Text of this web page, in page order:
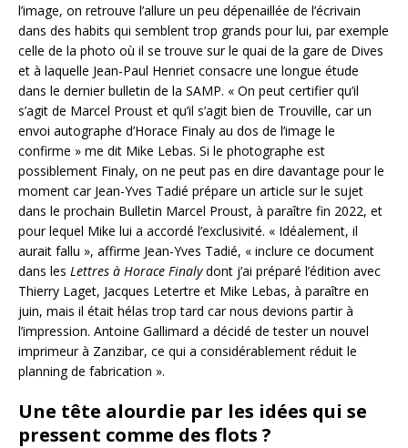
l’image, on retrouve l’allure un peu dépenaillée de l’écrivain
dans des habits qui semblent trop grands pour lui, par exemple
celle de la photo où il se trouve sur le quai de la gare de Dives
et à laquelle Jean-Paul Henriet consacre une longue étude
dans le dernier bulletin de la SAMP. « On peut certifier qu’il
s’agit de Marcel Proust et qu’il s’agit bien de Trouville, car un
envoi autographe d’Horace Finaly au dos de l’image le
confirme » me dit Mike Lebas. Si le photographe est
possiblement Finaly, on ne peut pas en dire davantage pour le
moment car Jean-Yves Tadié prépare un article sur le sujet
dans le prochain Bulletin Marcel Proust, à paraître fin 2022, et
pour lequel Mike lui a accordé l’exclusivité. « Idéalement, il
aurait fallu », affirme Jean-Yves Tadié, « inclure ce document
dans les Lettres à Horace Finalydont j’ai préparé l’édition avec
Thierry Laget, Jacques Letertre et Mike Lebas, à paraître en
juin, mais il était hélas trop tard car nous devions partir à
l’impression. Antoine Gallimard a décidé de tester un nouvel
imprimeur à Zanzibar, ce qui a considérablement réduit le
planning de fabrication ».
Une tête alourdie par les idées qui se
pressent comme des flots ?